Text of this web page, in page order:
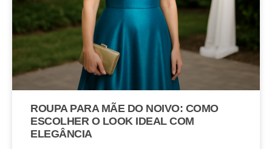
ROUPA PARA MÃE DO NOIVO: COMO
ESCOLHER O LOOK IDEAL COM
ELEGÂNCIA